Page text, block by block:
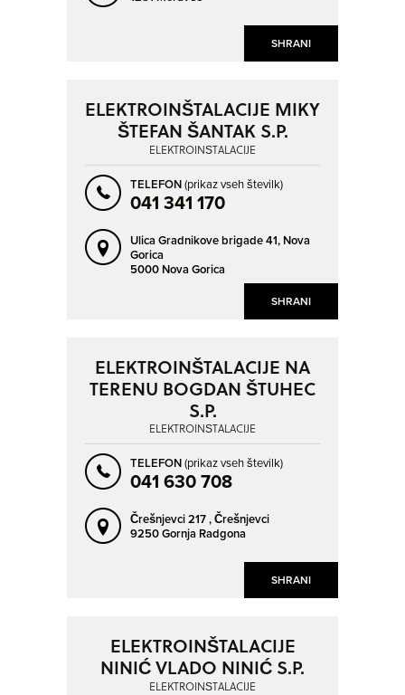
SHRANI
SHRANI
ELEKTROINŠTALACIJE MIKY
ŠTEFAN ŠANTAK S.P.
ELEKTROINŠTALACIJE
TELEFON(prikaz vseh številk)
041 341 170
Ulica Gradnikove brigade 41, Nova
Gorica
5000 Nova Gorica
SHRANI
ELEKTROINŠTALACIJE NA
TERENU BOGDAN ŠTUHEC
S.P.
ELEKTROINŠTALACIJE
TELEFON(prikaz vseh številk)
041 630 708
Črešnjevci 217 ,Črešnjevci
9250 Gornja Radgona
ELEKTROINŠTALACIJE
NINIĆ VLADO NINIĆ S.P.
ELEKTROINŠTALACIJE